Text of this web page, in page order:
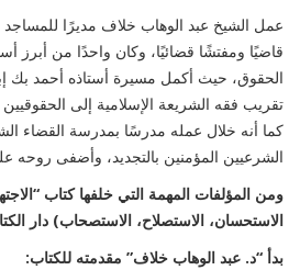
عمل الشيخ عبد الوهاب خلاف مديرًا
قاضيًا ومفتشًا قضائيًا، وكان واحدًا من أبرز
تقريب فقه الشريعة الإسلامية إلى
كما أنه خلال عمله مدرسًا بمدرسة القضاء
الشرعيين المؤمنين بالتجديد، وأضفى روحه
ومن المؤلفات المهمة التي خلفها كتاب
الاستحسان، الاستصلاح، الاستصحاب) دار
بدأ “د. عبد الوهاب خلاف” مقدمته للكتاب: